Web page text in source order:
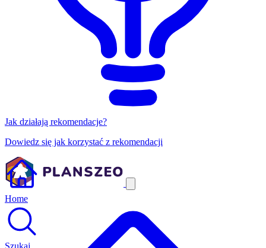
Jak działają rekomendacje?
Dowiedz się jak korzystać z rekomendacji
Home
Szukaj